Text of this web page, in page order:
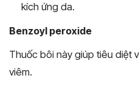
kích ứng da.
Benzoyl peroxide
Thuốc bôi này giúp tiêu diệt
viêm.